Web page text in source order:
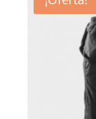
179,90€.